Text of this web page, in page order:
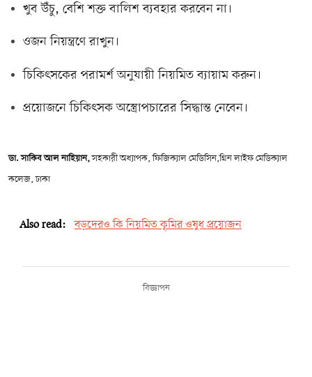
খুব উঁচু, বেশি শক্ত বালিশ ব্যবহার করবেন না।
ওজন নিয়ন্ত্রণে রাখুন।
চিকিৎসকের পরামর্শ অনুযায়ী নিয়মিত ব্যায়াম করুন।
প্রয়োজনে চিকিৎসক অস্ত্রোপচারের সিদ্ধান্ত নেবেন।
ডা. সাকিব আল নাহিয়ান,সহকারী অধ্যাপক, ফিজিক্যাল মেডিসিন,গ্রিন লাইফ মেডিক্যাল
কলেজ, ঢাকা
Also read: বড়দেরও কি নিয়মিত কৃমির ওষুধ প্রয়োজন
বিজ্ঞাপন